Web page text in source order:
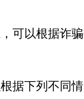
可以根据诈
据下列不同